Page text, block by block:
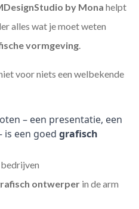
by Mona helpt
alles wat je moet weten
vormgeving
voor niets een welbekende
– een presentatie, een
is een goed grafisch
ontwerper in de arm